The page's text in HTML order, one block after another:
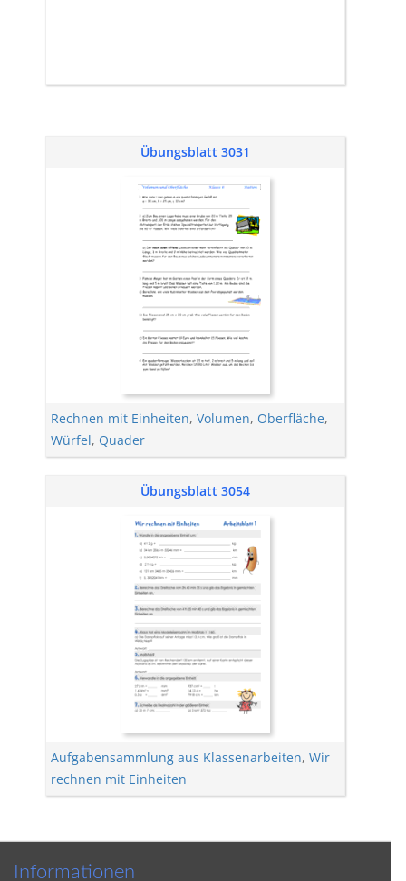
Übungsblatt 3031
Rechnen mit Einheiten, Volumen, Oberfläche,
Würfel, Quader
Übungsblatt 3054
Aufgabensammlung aus Klassenarbeiten, Wir
rechnen mit Einheiten
Informationen